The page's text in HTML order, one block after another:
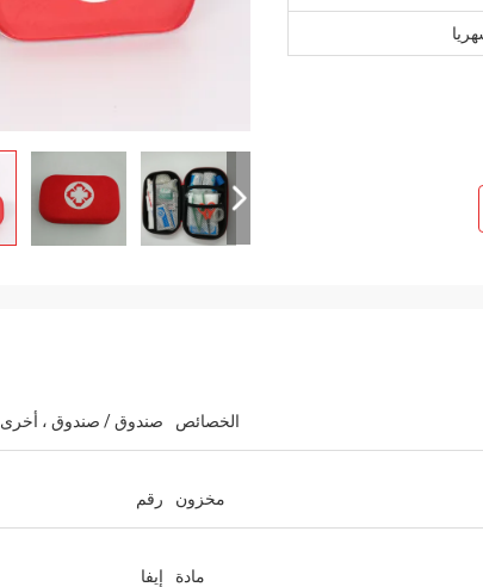
الخصائص صندوق / صندوق ، أخرى
مخزون رقم
مادة إيفا